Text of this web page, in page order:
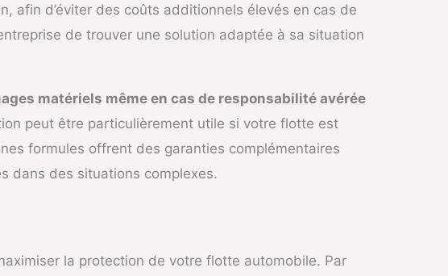
afin d’éviter des coûts additionnels élevés en cas de
de trouver une solution adaptée à sa situation
matériels même en cas de responsabilité avérée
peut être particulièrement utile si votre flotte est
formules offrent des garanties complémentaires
dans des situations complexes.
la protection de votre flotte automobile. Par